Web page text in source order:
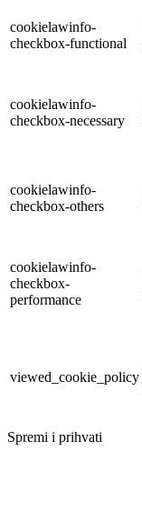
cookielawinfo-
checkbox-functional
cookielawinfo-
checkbox-necessary
cookielawinfo-
checkbox-others
cookielawinfo-
checkbox-
performance
viewed_cookie_policy
Spremi i prihvati